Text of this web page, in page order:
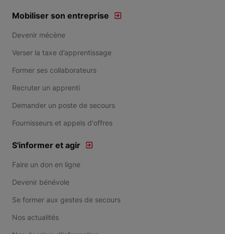
Mobiliser son entreprise
Devenir mécène
Verser la taxe d’apprentissage
Former ses collaborateurs
Recruter un apprenti
Demander un poste de secours
Fournisseurs et appels d'offres
S'informer et agir
Faire un don en ligne
Devenir bénévole
Se former aux gestes de secours
Nos actualités